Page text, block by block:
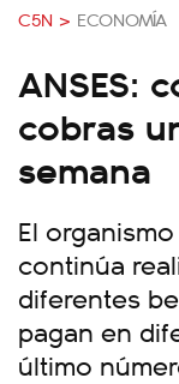
C5N > ECONOMÍA
ANSES:
cobras
semana
El
continúa
diferentes
pagan en
último